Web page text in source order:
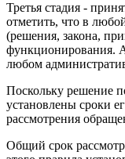
Третья стадия -
отметить, что в
(решения, закона,
функционирования.
любом
Поскольку решение
установлены сроки
рассмотрения
Общий срок